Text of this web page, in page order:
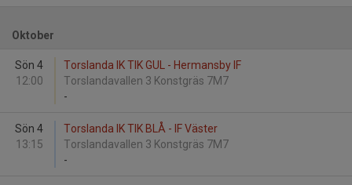
Oktober
Sön 4
12:00
Torslanda IK TIK GUL - Hermansby IF
Torslandavallen 3 Konstgräs 7M7
-
Sön 4
13:15
Torslanda IK TIK BLÅ - IF Väster
Torslandavallen 3 Konstgräs 7M7
-